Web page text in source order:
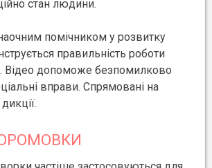
стан людини.
помічником у розвитку
правильність роботи
Відео допоможе безпомилково
вправи. Спрямовані на